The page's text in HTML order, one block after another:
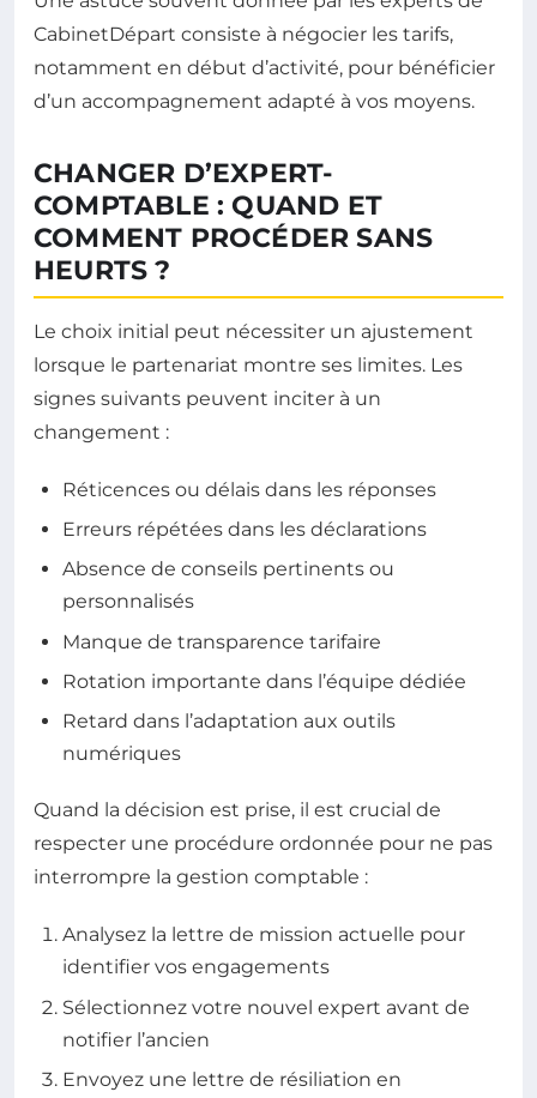
CabinetDépart consiste à négocier les tarifs,
notamment en début d’activité, pour bénéficier
d’un accompagnement adapté à vos moyens.
CHANGER D’EXPERT-
COMPTABLE : QUAND ET
COMMENT PROCÉDER SANS
HEURTS ?
Le choix initial peut nécessiter un ajustement
lorsque le partenariat montre ses limites. Les
signes suivants peuvent inciter à un
changement :
Réticences ou délais dans les réponses
Erreurs répétées dans les déclarations
Absence de conseils pertinents ou
personnalisés
Manque de transparence tarifaire
Rotation importante dans l’équipe dédiée
Retard dans l’adaptation aux outils
numériques
Quand la décision est prise, il est crucial de
respecter une procédure ordonnée pour ne pas
interrompre la gestion comptable :
Analysez la lettre de mission actuelle pour
identifier vos engagements
Sélectionnez votre nouvel expert avant de
notifier l’ancien
Envoyez une lettre de résiliation en